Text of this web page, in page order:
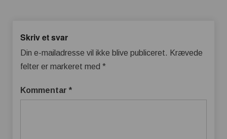
Skriv et svar
Din e-mailadresse vil ikke blive publiceret. Krævede
felter er markeret med *
Kommentar *